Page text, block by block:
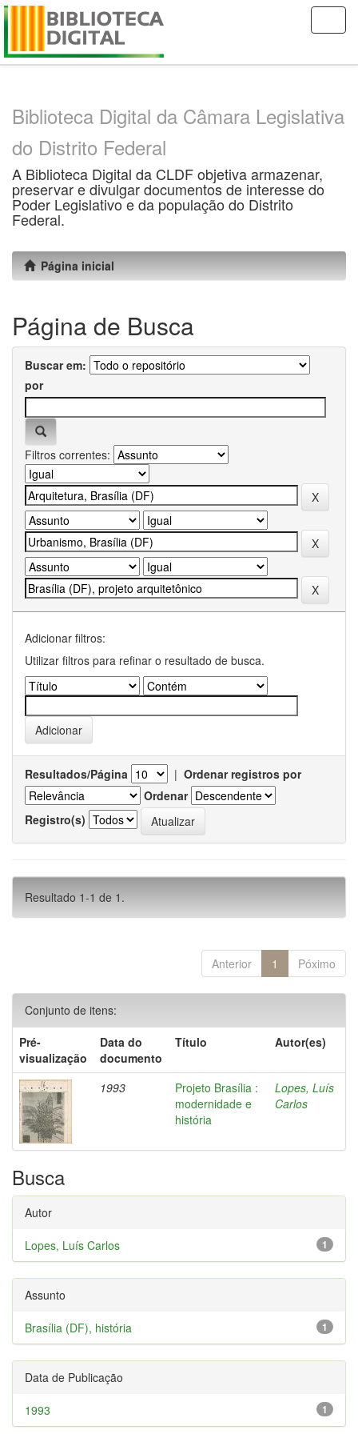
Skip
Biblioteca Digital da Câmara Legislativa
do Distrito Federal
A Biblioteca Digital da CLDF objetiva armazenar,
preservar e divulgar documentos de interesse do
Poder Legislativo e da população do Distrito
Federal.
Página inicial
Página de Busca
Buscar em:
por
Filtros correntes:
Adicionar filtros:
Utilizar filtros para refinar o resultado de busca.
Resultados/Página | Ordenar registros por
Ordenar
Registro(s)
Resultado 1-1 de 1.
Anterior 1 Póximo
Conjunto de itens:
Pré-
visualização
Data do
documento
Título Autor(es)
1993
Projeto Brasília :
modernidade e
história
Lopes, Luís
Carlos
Busca
Autor
1
Lopes, Luís Carlos
Assunto
1
Brasília (DF), história
Data de Publicação
1
1993